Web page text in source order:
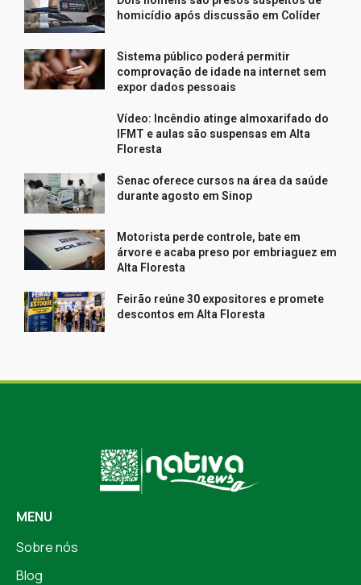
homicídio após discussão em Colíder
Sistema público poderá permitir
comprovação de idade na internet sem
expor dados pessoais
Vídeo: Incêndio atinge almoxarifado do
IFMT e aulas são suspensas em Alta
Floresta
Senac oferece cursos na área da saúde
durante agosto em Sinop
Motorista perde controle, bate em
árvore e acaba preso por embriaguez em
Alta Floresta
Feirão reúne 30 expositores e promete
descontos em Alta Floresta
MENU
Sobre nós
Blog